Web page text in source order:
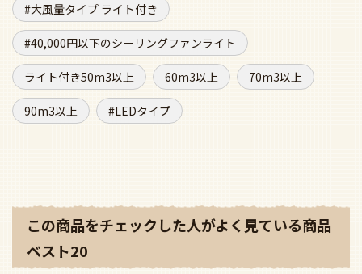
大風量タイプ ライト付き
40,000円以下のシーリングファンライト
ライト付き50m3以上 60m3以上 70m3以上
90m3以上 LEDタイプ
この商品をチェックした人がよく見ている商品
ベスト20